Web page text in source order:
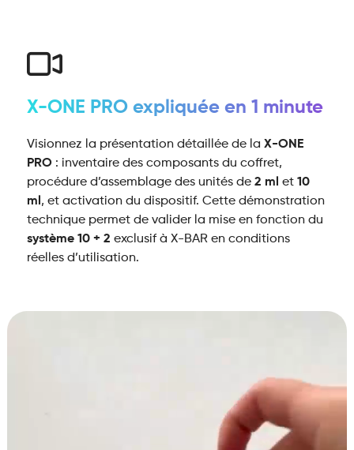
X-ONE PRO expliquée en 1 minute
Visionnez la présentation détaillée de la X-ONE
PRO: inventaire des composants du coffret,
procédure d’assemblage des unités de 2 ml et 10
ml , et activation du dispositif. Cette démonstration
technique permet de valider la mise en fonction du
système 10 + 2 exclusif à X-BAR en conditions
réelles d’utilisation.